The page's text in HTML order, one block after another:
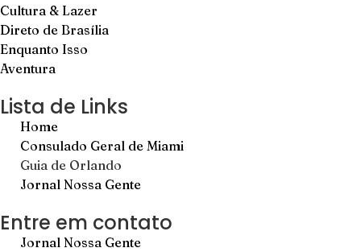
Cultura & Lazer
Direto de Brasília
Enquanto Isso
Aventura
Lista de Links
Home
Consulado Geral de Miami
Guia de Orlando
Jornal Nossa Gente
Entre em contato
Jornal Nossa Gente